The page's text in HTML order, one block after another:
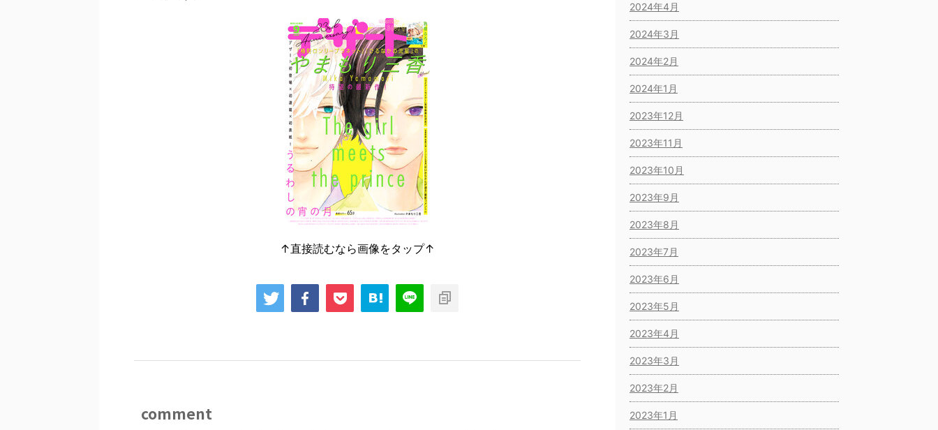
↑直接読むなら画像をタップ↑
comment
2024年4月
2024年3月
2024年2月
2024年1月
2023年12月
2023年11月
2023年10月
2023年9月
2023年8月
2023年7月
2023年6月
2023年5月
2023年4月
2023年3月
2023年2月
2023年1月